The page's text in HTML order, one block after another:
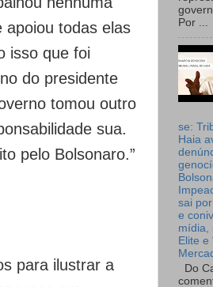
apoiou todas elas
isso que foi
do presidente
tomou outro
sua.
pelo Bolsonaro.”
para ilustrar a
Por ...
se:
Haia
sai
e
mídia,
Elite e
Do